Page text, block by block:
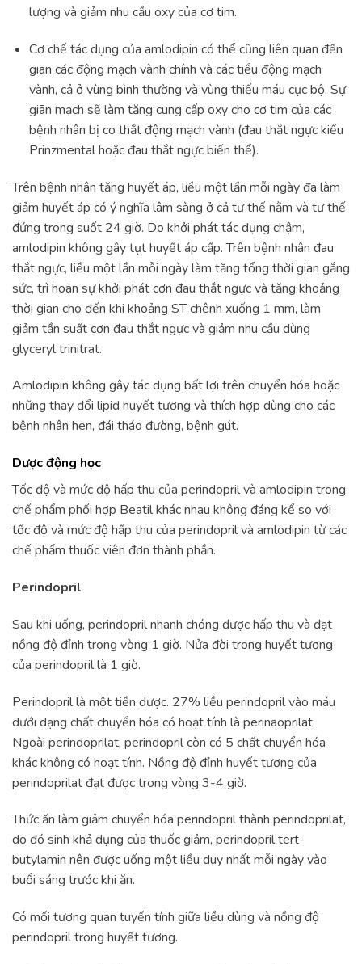
lượng và giảm nhu cầu oxy của cơ tim.
Cơ chế tác dụng của amlodipin có thể cũng liên quan đến
giãn các động mạch vành chính và các tiểu động mạch
vành, cả ở vùng bình thường và vùng thiếu máu cục bộ. Sự
giãn mạch sẽ làm tăng cung cấp oxy cho cơ tim của các
bệnh nhân bị co thắt động mạch vành (đau thắt ngực kiểu
Prinzmental hoặc đau thắt ngực biến thể).
Trên bệnh nhân tăng huyết áp, liều một lần mỗi ngày đã làm
giảm huyết áp có ý nghĩa lâm sàng ở cả tư thế nằm và tư thế
đứng trong suốt 24 giờ. Do khởi phát tác dụng chậm,
amlodipin không gây tụt huyết áp cấp. Trên bệnh nhân đau
thắt ngực, liều một lần mỗi ngày làm tăng tổng thời gian gắng
sức, trì hoãn sự khởi phát cơn đau thắt ngực và tăng khoảng
thời gian cho đến khi khoảng ST chênh xuống 1 mm, làm
giảm tần suất cơn đau thắt ngực và giảm nhu cầu dùng
glyceryl trinitrat.
Amlodipin không gây tác dụng bất lợi trên chuyển hóa hoặc
những thay đổi lipid huyết tương và thích hợp dùng cho các
bệnh nhân hen, đái tháo đường, bệnh gút.
Dược động học
Tốc độ và mức độ hấp thu của perindopril và amlodipin trong
chế phẩm phối hợp Beatil khác nhau không đáng kể so với
tốc độ và mức độ hấp thu của perindopril và amlodipin từ các
chế phẩm thuốc viên đơn thành phần.
Perindopril
Sau khi uống, perindopril nhanh chóng được hấp thu và đạt
nồng độ đỉnh trong vòng 1 giờ. Nửa đời trong huyết tương
của perindopril là 1 giờ.
Perindopril là một tiền dược. 27% liều perindopril vào máu
dưới dạng chất chuyển hóa có hoạt tính là perinaoprilat.
Ngoài perindoprilat, perindopril còn có 5 chất chuyển hóa
khác không có hoạt tính. Nồng độ đỉnh huyết tương của
perindoprilat đạt được trong vòng 3-4 giờ.
Thức ăn làm giảm chuyển hóa perindopril thành perindoprilat,
do đó sinh khả dụng của thuốc giảm, perindopril tert-
butylamin nên được uống một liều duy nhất mỗi ngày vào
buổi sáng trước khi ăn.
Có mối tương quan tuyến tính giữa liều dùng và nồng độ
perindopril trong huyết tương.